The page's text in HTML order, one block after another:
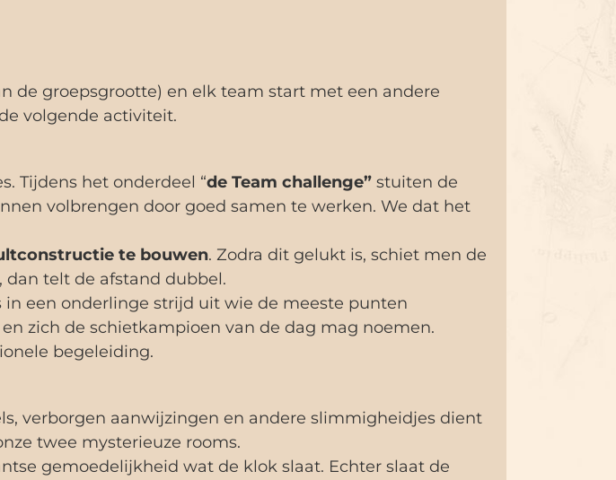
de groepsgrootte) en elk team start met een andere
volgende activiteit.
Tijdens het onderdeel “de Team challenge” stuiten de
volbrengen door goed samen te werken. We dat het
te bouwen. Zodra dit gelukt is, schiet men de
telt de afstand dubbel.
een onderlinge strijd uit wie de meeste punten
en zich de schietkampioen van de dag mag noemen.
begeleiding.
verborgen aanwijzingen en andere slimmigheidjes dient
twee mysterieuze rooms.
gemoedelijkheid wat de klok slaat. Echter slaat de